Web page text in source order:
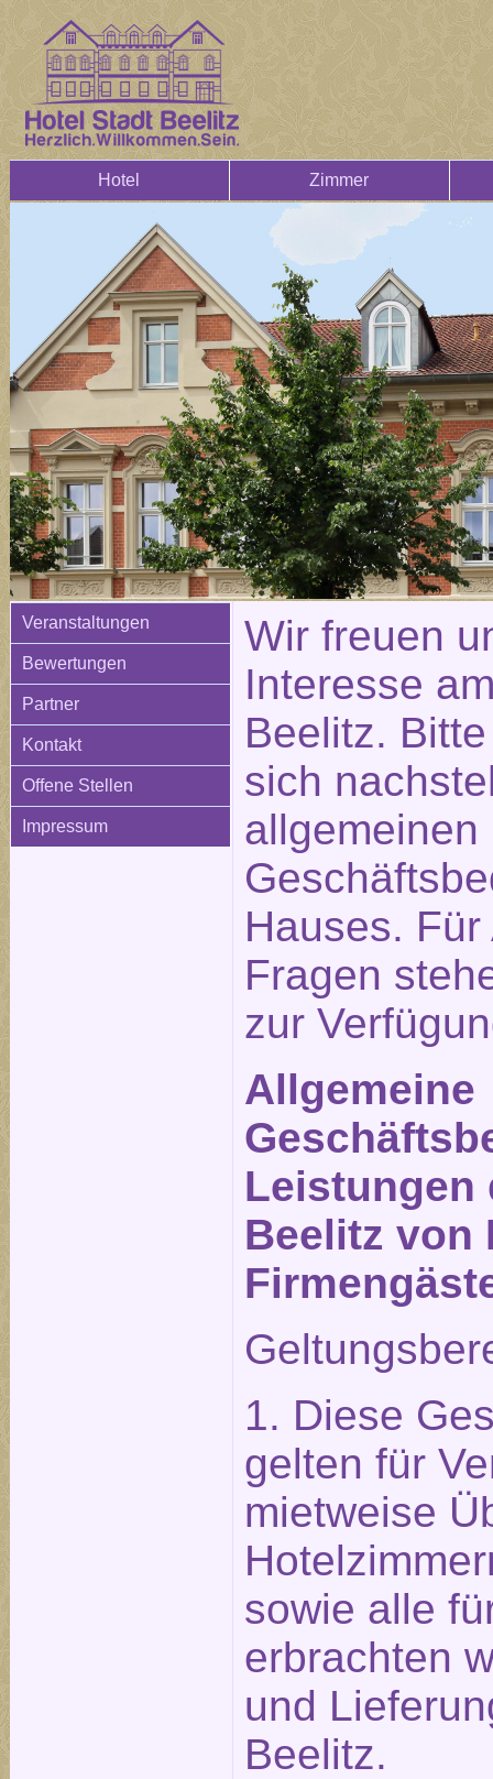
Hotel Zimmer
Veranstaltungen
Bewertungen
Partner
Kontakt
Offene Stellen
Impressum
Wir freuen
Interesse
Beelitz.
sich
allgemeinen
Hauses.
Fragen
zur
Allgemeine
Leistungen
Beelitz von
1. Diese
gelten für
mietweise
sowie alle
erbrachten
und
Beelitz.